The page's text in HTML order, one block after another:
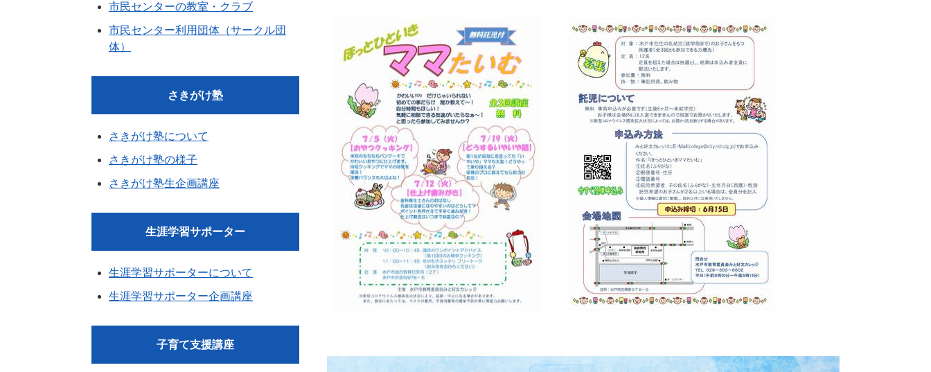
市民センターの教室・クラブ
市民センター利用団体（サークル団
体）
さきがけ塾
さきがけ塾について
さきがけ塾の様子
さきがけ塾生企画講座
生涯学習サポーター
生涯学習サポーターについて
生涯学習サポーター企画講座
子育て支援講座